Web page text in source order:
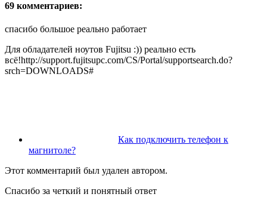
69 комментариев:
спасибо большое реально работает
Для обладателей ноутов Fujitsu :)) реально есть
всё!http://support.fujitsupc.com/CS/Portal/supportsearch.do?
srch=DOWNLOADS#
Как подключить телефон к
магнитоле?
Этот комментарий был удален автором.
Спасибо за четкий и понятный ответ